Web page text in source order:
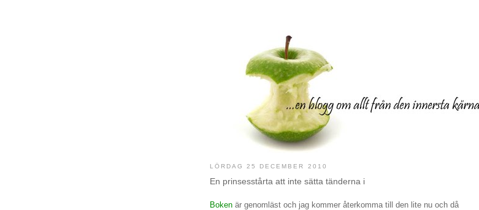
LÖRDAG 25 DECEMBER 2010
En prinsesstårta att inte sätta tänderna i
Boken är genomläst och jag kommer återkomma till den lite nu och då